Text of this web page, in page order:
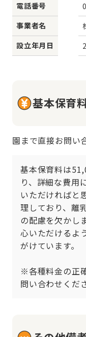
電話番号
事業者名
設立年月日
基本保育
園まで直接お問い
基本保育料は
り、詳細な費用
いただければと
理しており、離
の配慮を欠かし
心いただけるよ
がけています。
※各種料金の正
問い合わせくだ